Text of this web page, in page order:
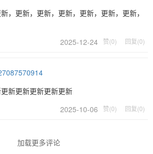
，更新，更新，更新，更新，更新，更新，
2025-12-24
赞(0) 回复(0)
新更新更新更新更新
2025-10-06
赞(0) 回复(0)
加载更多评论